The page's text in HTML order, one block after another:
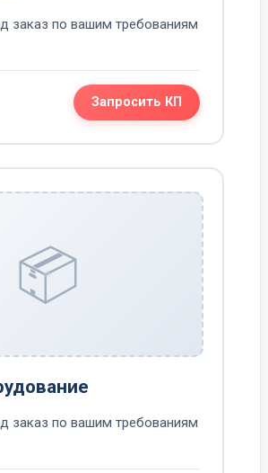
заказ по вашим требованиям
Запросить КП
📦
заказ по вашим требованиям